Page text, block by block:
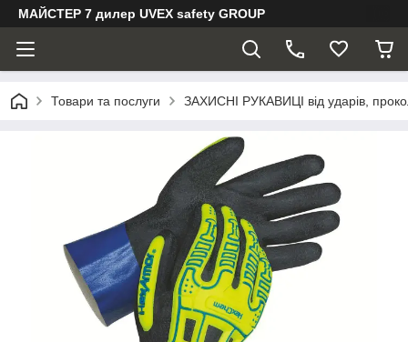
МАЙСТЕР 7 дилер UVEX safety GROUP
Товари та послуги ЗАХИСНІ РУКАВИЦІ від ударів,